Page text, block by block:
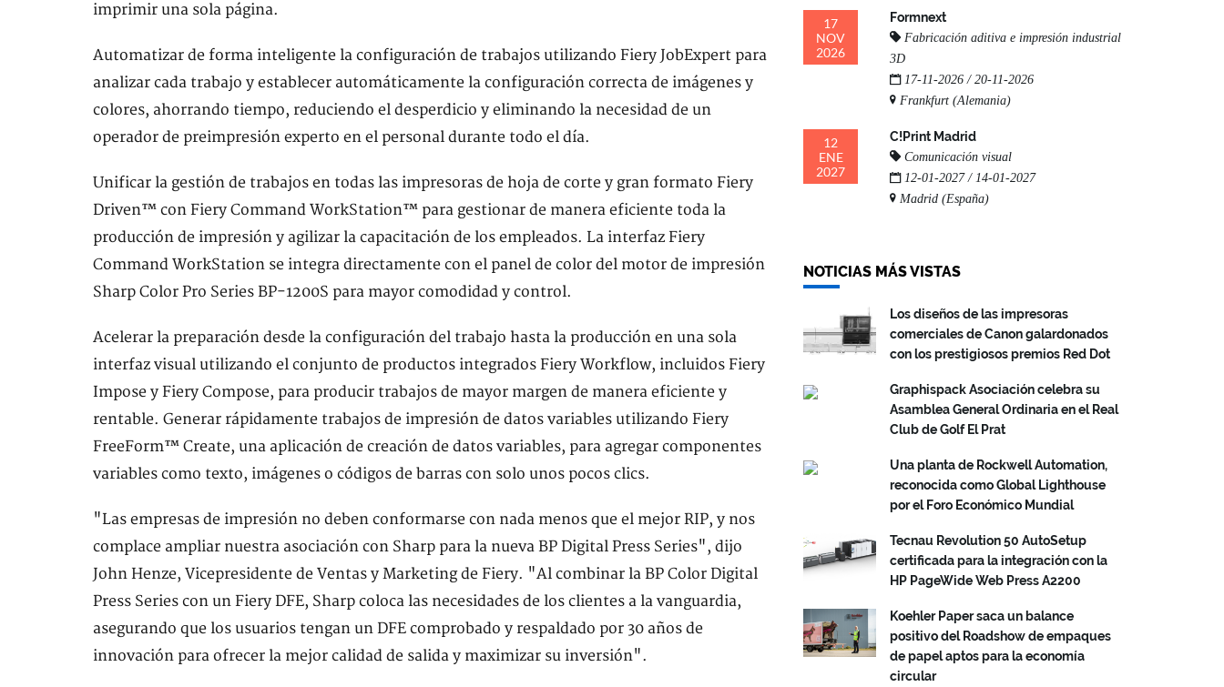
imprimir una sola página.
Automatizar de forma inteligente la configuración de trabajos utilizando Fiery JobExpert para
analizar cada trabajo y establecer automáticamente la configuración correcta de imágenes y
colores, ahorrando tiempo, reduciendo el desperdicio y eliminando la necesidad de un
operador de preimpresión experto en el personal durante todo el día.
Unificar la gestión de trabajos en todas las impresoras de hoja de corte y gran formato Fiery
Driven™ con Fiery Command WorkStation™ para gestionar de manera eficiente toda la
producción de impresión y agilizar la capacitación de los empleados. La interfaz Fiery
Command WorkStation se integra directamente con el panel de color del motor de impresión
Sharp Color Pro Series BP-1200S para mayor comodidad y control.
Acelerar la preparación desde la configuración del trabajo hasta la producción en una sola
interfaz visual utilizando el conjunto de productos integrados Fiery Workflow, incluidos Fiery
Impose y Fiery Compose, para producir trabajos de mayor margen de manera eficiente y
rentable. Generar rápidamente trabajos de impresión de datos variables utilizando Fiery
FreeForm™ Create, una aplicación de creación de datos variables, para agregar componentes
variables como texto, imágenes o códigos de barras con solo unos pocos clics.
"Las empresas de impresión no deben conformarse con nada menos que el mejor RIP, y nos
complace ampliar nuestra asociación con Sharp para la nueva BP Digital Press Series", dijo
John Henze, Vicepresidente de Ventas y Marketing de Fiery. "Al combinar la BP Color Digital
Press Series con un Fiery DFE, Sharp coloca las necesidades de los clientes a la vanguardia,
asegurando que los usuarios tengan un DFE comprobado y respaldado por 30 años de
innovación para ofrecer la mejor calidad de salida y maximizar su inversión".
17
NOV
2026
Formnext
Fabricación aditiva e impresión industrial
3D
17-11-2026 / 20-11-2026
Frankfurt (Alemania)
12
ENE
2027
C!Print Madrid
Comunicación visual
12-01-2027 / 14-01-2027
Madrid (España)
NOTICIAS MÁS VISTAS
Los diseños de las impresoras
comerciales de Canon galardonados
con los prestigiosos premios Red Dot
Graphispack Asociación celebra su
Asamblea General Ordinaria en el Real
Club de Golf El Prat
Una planta de Rockwell Automation,
reconocida como Global Lighthouse
por el Foro Económico Mundial
Tecnau Revolution 50 AutoSetup
certificada para la integración con la
HP PageWide Web Press A2200
Koehler Paper saca un balance
positivo del Roadshow de empaques
de papel aptos para la economía
circular